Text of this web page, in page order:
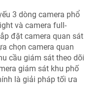
3 dòng camera phổ
và camera full-
đặt camera quan sát
chọn camera quan
cầu giám sát theo dõi
giám sát khu phố
là giải pháp tối ưa